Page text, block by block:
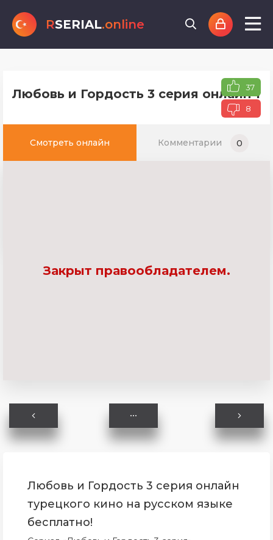
RSERIAL.online
Любовь и Гордость 3 серия онлайн37
8
Смотреть онлайн Комментарии 0
Закрыт правообладателем.
Любовь и Гордость 3 серия онлайн
турецкого кино на русском языке
бесплатно!